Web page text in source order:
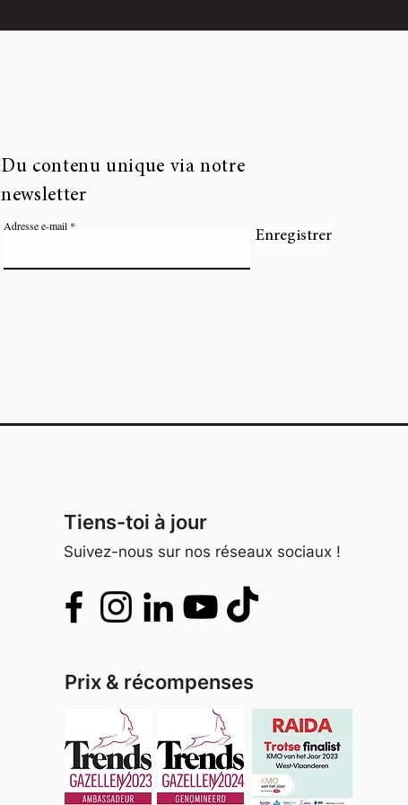
Du contenu unique via notre
newsletter
Adresse e-mail
Enregistrer
Tiens-toi à jour
Suivez-nous sur nos réseaux sociaux !
Prix & récompenses